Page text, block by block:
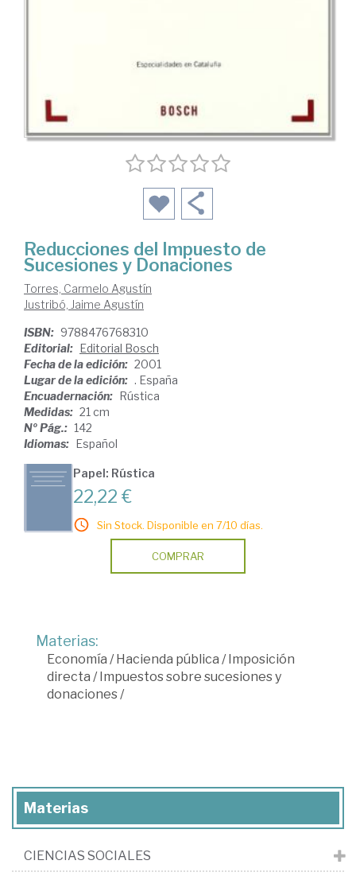
Reducciones del Impuesto de
Sucesiones y Donaciones
Torres, Carmelo Agustín
Justribó, Jaime Agustín
ISBN: 9788476768310
Editorial: Editorial Bosch
Fecha de la edición: 2001
Lugar de la edición: . España
Encuadernación: Rústica
Medidas: 21 cm
Nº Pág.: 142
Idiomas: Español
Papel: Rústica
22,22 €
Sin Stock. Disponible en 7/10 días.
COMPRAR
Materias:
Economía /Hacienda pública /Imposición
directa /Impuestos sobre sucesiones y
donaciones /
Materias
CIENCIAS SOCIALES